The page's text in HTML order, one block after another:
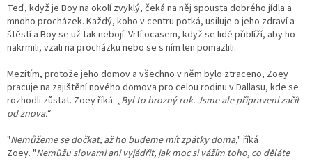
Teď, když je Boy na okolí zvyklý, čeká na něj spousta dobrého jídla a
mnoho procházek. Každý, koho v centru potká, usiluje o jeho zdraví a
štěstí a Boy se už tak nebojí. Vrtí ocasem, když se lidé přiblíží, aby ho
nakrmili, vzali na procházku nebo se s ním len pomazlili.
Mezitím, protože jeho domov a všechno v něm bylo ztraceno, Zoey
pracuje na zajištění nového domova pro celou rodinu v Dallasu, kde se
rozhodli zůstat. Zoey říká: „Byl to hrozný rok. Jsme ale připraveni začít
od znova.“
"Nemůžeme se dočkat, až ho budeme mít zpátky doma," říká
Zoey. "Nemůžu slovami ani vyjádřit, jak moc si vážím toho, co děláte